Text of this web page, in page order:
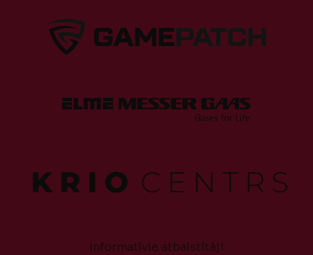
Informatīvie atbalstītāji